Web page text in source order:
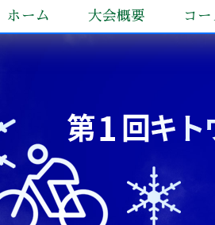
ホーム 大会概要 コ